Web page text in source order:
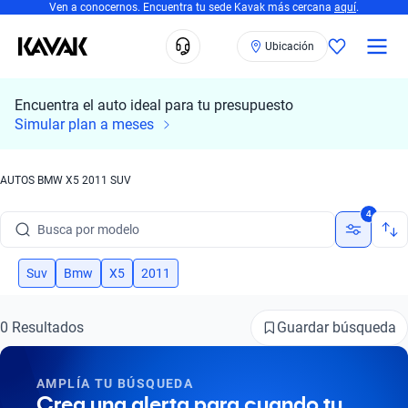
Ven a conocernos. Encuentra tu sede Kavak más cercana aquí.
Ubicación
Encuentra el auto ideal para tu presupuesto
Simular plan a meses
AUTOS BMW X5 2011 SUV
Busca por modelo
Busca por versión
Busca por marca
Busca por modelo
4
Suv Bmw X5 2011
0 Resultados Guardar búsqueda
AMPLÍA TU BÚSQUEDA